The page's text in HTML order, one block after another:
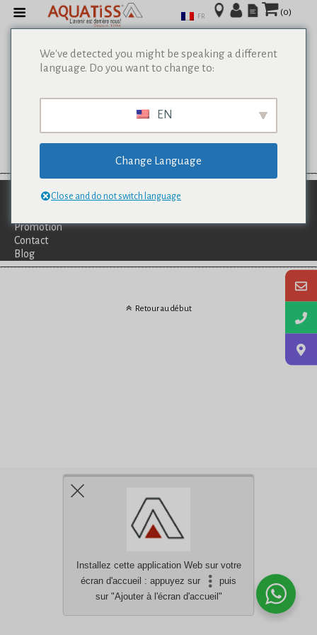
(0)
FR
We've detected you might be speaking a different
language. Do you want to change to:
EN
Change Language
Close and do not switch language
Besoin d'aide?discutez avec nous
Catalogues
Promotion
Contact
Blog
Retour au début
Installez cette application Web sur votre
écran d'accueil : appuyez sur
puis
sur "Ajouter à l'écran d'accueil"